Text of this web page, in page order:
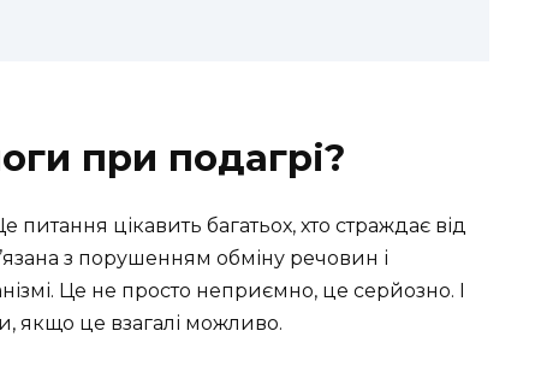
при подагрі?
цікавить багатьох, хто страждає від
з порушенням обміну речовин і
Це не просто неприємно, це серйозно. І
якщо це взагалі можливо.